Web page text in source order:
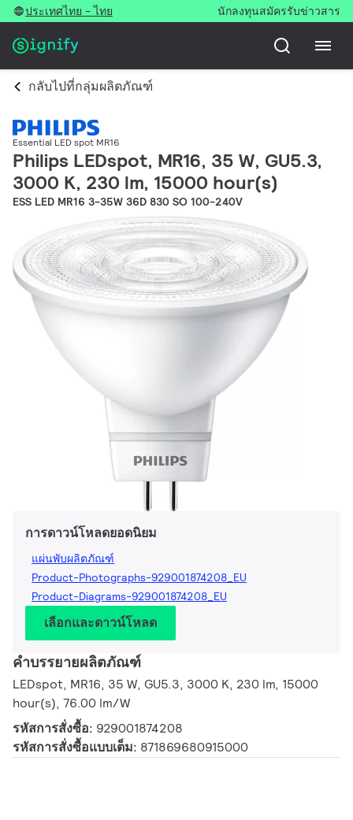
ประเทศไทย - ไทย นักลงทุนสมัครรับข่าวสาร
กลับไปที่กลุ่มผลิตภัณฑ์
Essential LED spot MR16
Philips LEDspot, MR16, 35 W, GU5.3,
3000 K, 230 lm, 15000 hour(s)
ESS LED MR16 3-35W 36D 830 SO 100-240V
การดาวน์โหลดยอดนิยม
แผ่นพับผลิตภัณฑ์
Product-Photographs-929001874208_EU
Product-Diagrams-929001874208_EU
เลือกและดาวน์โหลด
คำบรรยายผลิตภัณฑ์
LEDspot, MR16, 35 W, GU5.3, 3000 K, 230 lm, 15000
hour(s), 76.00 lm/W
รหัสการสั่งซื้อ: 929001874208
รหัสการสั่งซื้อแบบเต็ม: 871869680915000